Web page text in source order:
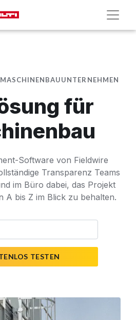
für
Software von Fieldwire
Transparenz Teams
im Büro dabei, das Projekt
A bis Z im Blick zu behalten.
TESTEN